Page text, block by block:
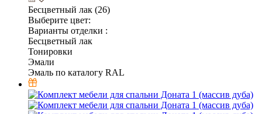
Бесцветный лак (26)
Выберите цвет:
Варианты отделки :
Бесцветный лак
Тонировки
Эмали
Эмаль по каталогу RAL